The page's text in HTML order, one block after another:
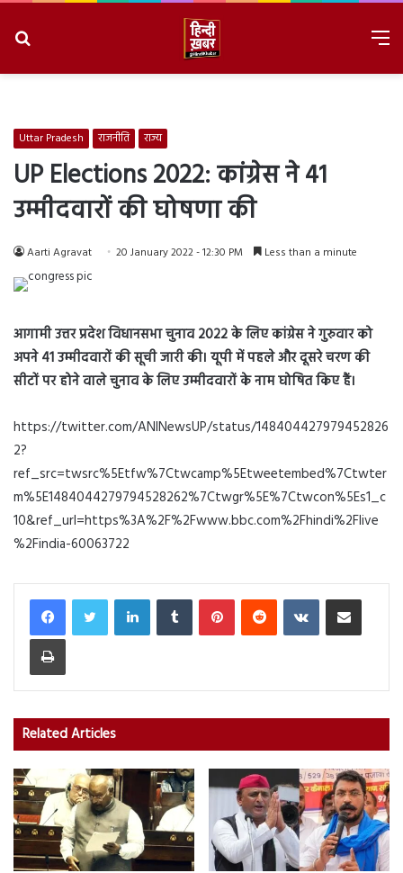
Uttar Pradesh राजनीति राज्य
UP Elections 2022: कांग्रेस ने 41
उम्मीदवारों की घोषणा की
Aarti Agravat 20 January 2022 - 12:30 PM Less than a minute
आगामी उत्तर प्रदेश विधानसभा चुनाव 2022 के लिए कांग्रेस ने गुरुवार को
अपने 41 उम्मीदवारों की सूची जारी की। यूपी में पहले और दूसरे चरण की
सीटों पर होने वाले चुनाव के लिए उम्मीदवारों के नाम घोषित किए हैं।
https://twitter.com/ANINewsUP/status/148404427979452826
2?
ref_src=twsrc%5Etfw%7Ctwcamp%5Etweetembed%7Ctwter
m%5E1484044279794528262%7Ctwgr%5E%7Ctwcon%5Es1_c
10&ref_url=https%3A%2F%2Fwww.bbc.com%2Fhindi%2Flive
%2Findia-60063722
LinkedInTumblr PinterestReddit VKontakteShare via Email
Print
Related Articles